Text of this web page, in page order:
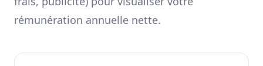
rémunération annuelle nette.